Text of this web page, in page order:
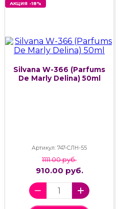
АКЦИЯ -18%
Silvana W-366 (Parfums
De Marly Delina) 50ml
Артикул: 747-СЛН-55
1111.00 руб.
910.00 руб.